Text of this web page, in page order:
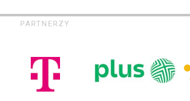
PARTNERZY